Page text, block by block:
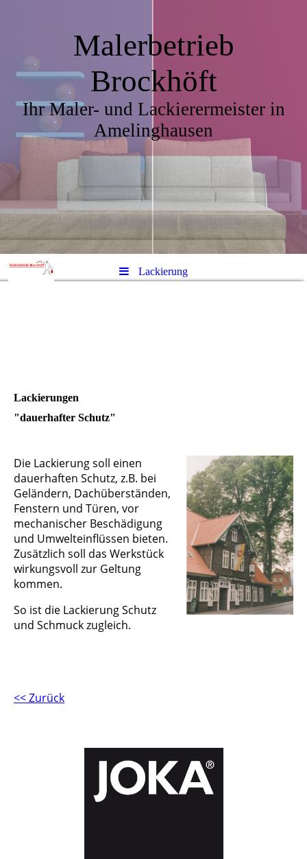
Malerbetrieb
Brockhöft
Ihr Maler- und Lackierermeister in
Amelinghausen
Lackierung
Lackierungen
"dauerhafter Schutz"
Die Lackierung soll einen
dauerhaften Schutz, z.B. bei
Geländern, Dachüberständen,
Fenstern und Türen, vor
mechanischer Beschädigung
und Umwelteinflüssen bieten.
Zusätzlich soll das Werkstück
wirkungsvoll zur Geltung
kommen.
So ist die Lackierung Schutz
und Schmuck zugleich.
<< Zurück